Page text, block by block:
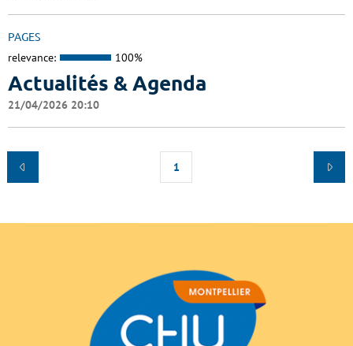
PAGES
relevance: 100%
Actualités & Agenda
21/04/2026 20:10
1